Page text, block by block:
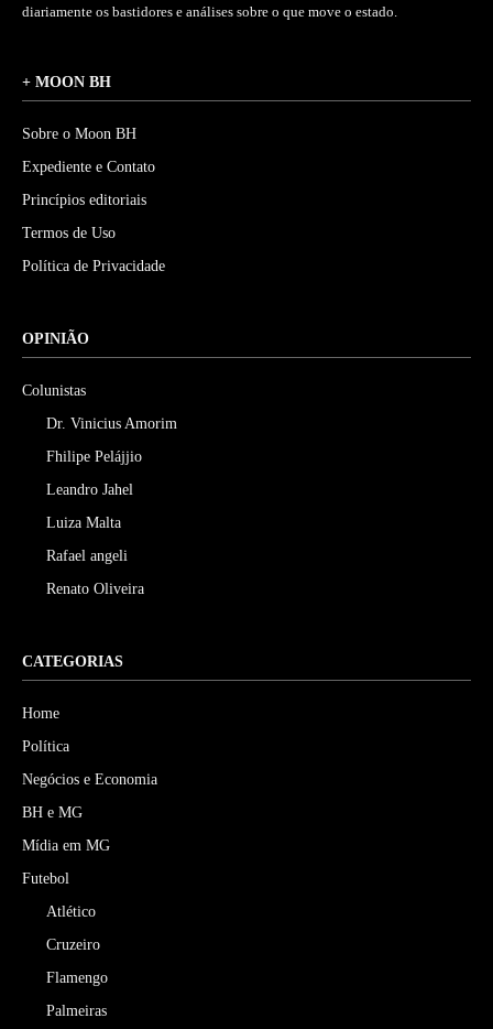
diariamente os bastidores e análises sobre o que move o estado.
+ MOON BH
Sobre o Moon BH
Expediente e Contato
Princípios editoriais
Termos de Uso
Política de Privacidade
OPINIÃO
Colunistas
Dr. Vinicius Amorim
Fhilipe Pelájjio
Leandro Jahel
Luiza Malta
Rafael angeli
Renato Oliveira
CATEGORIAS
Home
Política
Negócios e Economia
BH e MG
Mídia em MG
Futebol
Atlético
Cruzeiro
Flamengo
Palmeiras